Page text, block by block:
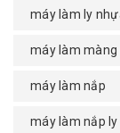
máy làm ly
máy làm màng
máy làm nắp
máy làm nắp